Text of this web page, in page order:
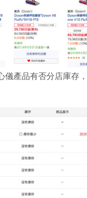
儀產品有否分店庫存